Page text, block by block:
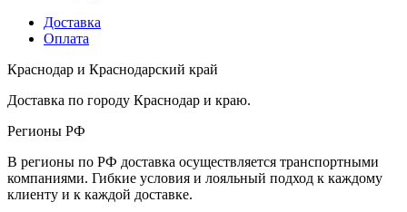
Доставка
Оплата
Краснодар и Краснодарский край
Доставка по городу Краснодар и краю.
Регионы РФ
В регионы по РФ доставка осуществляется транспортными
компаниями. Гибкие условия и лояльный подход к каждому
клиенту и к каждой доставке.